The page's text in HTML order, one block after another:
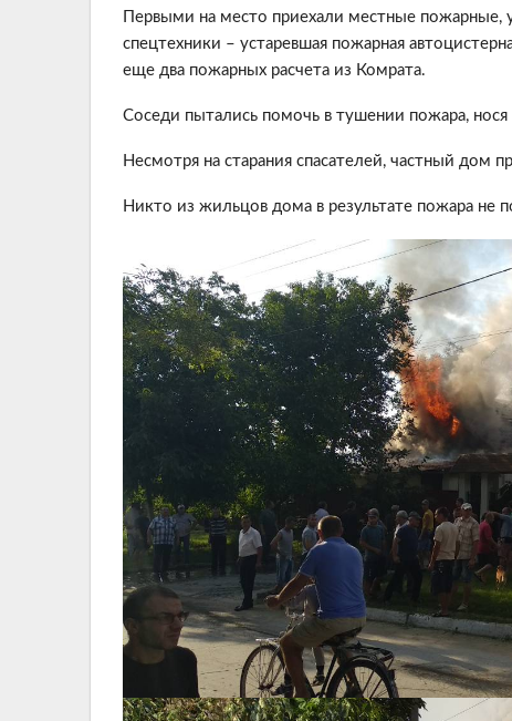
Первыми на место приехали местные
спецтехники – устаревшая пожарная
еще два пожарных расчета из Комрата.
Соседи пытались помочь в тушении пожара,
Несмотря на старания спасателей, частный дом
Никто из жильцов дома в результате пожара не